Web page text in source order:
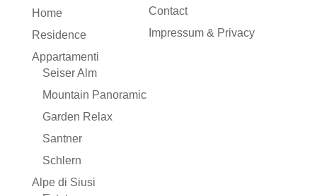
Home
Residence
Appartamenti
Seiser Alm
Mountain Panoramic
Garden Relax
Santner
Schlern
Alpe di Siusi
Contact
Impressum & Privacy